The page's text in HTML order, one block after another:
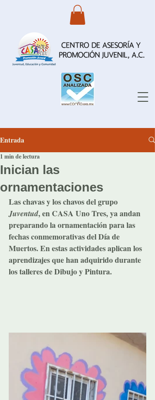
Entrada
Inician las
ornamentaciones
1 min de lectura
Las chavas y los chavos del grupo
Juventud, en CASA Uno Tres, ya andan
preparando la ornamentación para las
fechas conmemorativas del Día de
Muertos. En estas actividades aplican los
aprendizajes que han adquirido durante
los talleres de Dibujo y Pintura.